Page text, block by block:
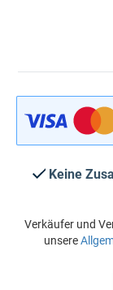
Keine
Verkäufer und
unsere